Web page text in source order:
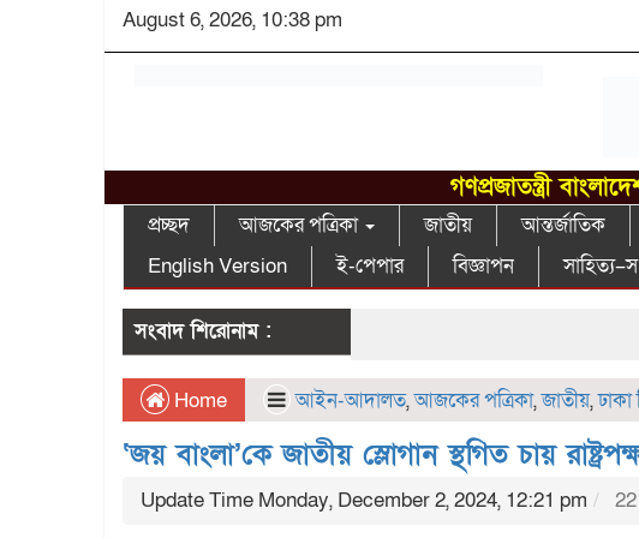
August 6, 2026, 10:38 pm
গণপ্রজাতন্ত্রী
প্রচ্ছদ আজকের পত্রিকা জাতীয় আন্তর্জাতিক
English Version
ই-পেপার বিজ্ঞাপন
সংবাদ শিরোনাম :
Home আইন-আদালত,আজকের পত্রিকা,জাতীয়,ঢাকা
‘জয় বাংলা’কে জাতীয় স্লোগান স্থগিত চায়
Update Time Monday, December 2, 2024, 12:21 pm